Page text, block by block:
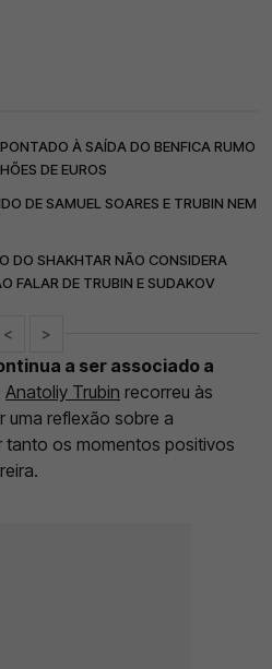
À SAÍDA DO BENFICA RUMO
DE EUROS
DE SAMUEL SOARES E TRUBIN NEM
DO SHAKHTAR NÃO CONSIDERA
FALAR DE TRUBIN E SUDAKOV
< >
a ser associado a
Anatoliy Trubin recorreu às
uma reflexão sobre a
tanto os momentos positivos